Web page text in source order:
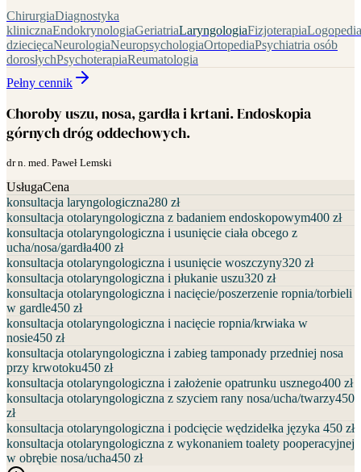
ChirurgiaDiagnostyka
klinicznaEndokrynologiaGeriatriaLaryngologiaFizjoterapiaLogopedia
dziecięcaNeurologiaNeuropsychologiaOrtopediaPsychiatria osób
dorosłychPsychoterapiaReumatologia
Pełny cennik
Choroby uszu, nosa, gardła i krtani. Endoskopia
górnych dróg oddechowych.
dr n. med. Paweł Lemski
UsługaCena
konsultacja laryngologiczna280 zł
konsultacja otolaryngologiczna z badaniem endoskopowym400 zł
konsultacja otolaryngologiczna i usunięcie ciała obcego z
ucha/nosa/gardła400 zł
konsultacja otolaryngologiczna i usunięcie woszczyny320 zł
konsultacja otolaryngologiczna i płukanie uszu320 zł
konsultacja otolaryngologiczna i nacięcie/poszerzenie ropnia/torbieli
w gardle450 zł
konsultacja otolaryngologiczna i nacięcie ropnia/krwiaka w
nosie450 zł
konsultacja otolaryngologiczna i zabieg tamponady przedniej nosa
przy krwotoku450 zł
konsultacja otolaryngologiczna i założenie opatrunku usznego400 zł
konsultacja otolaryngologiczna z szyciem rany nosa/ucha/twarzy450
zł
konsultacja otolaryngologiczna i podcięcie wędzidełka języka 450 zł
konsultacja otolaryngologiczna z wykonaniem toalety pooperacyjnej
w obrębie nosa/ucha450 zł